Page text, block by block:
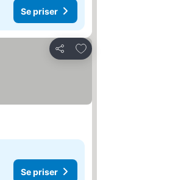
Se priser
Dela
Lägg till i Mina Favoriter
Se priser